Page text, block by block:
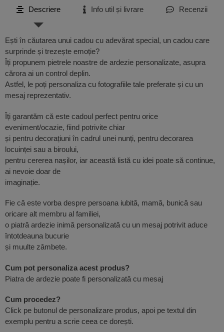
Descriere Info util și livrare Recenzii
Ești în căutarea unui cadou cu adevărat special, un cadou care
surprinde și trezește emoție?
Îți propunem pietrele noastre de ardezie personalizate, asupra
cărora ai un control deplin.
Astfel, le poți personaliza cu fotografiile tale preferate și cu un
mesaj reprezentativ.
Îți garantăm că este cadoul perfect pentru orice
eveniment/ocazie, fiind potrivite chiar
și pentru decorațiuni în cadrul unei nunți, pentru decorarea
locuinței sau a biroului,
pentru cererea nașilor, iar această listă cu idei poate să continue,
ai nevoie doar de
imaginație.
Fie că este vorba despre persoana iubită, mamă, bunică sau
oricare alt membru al familiei,
o piatră ardezie inimă personalizată cu un mesaj potrivit aduce
întotdeauna bucurie
și muulte zâmbete.
Cum pot personaliza acest produs?
Piatra de ardezie poate fi personalizată cu mesaj
Cum procedez?
Click pe butonul de personalizare produs, apoi pe textul din
exemplu pentru a scrie ceea ce dorești.